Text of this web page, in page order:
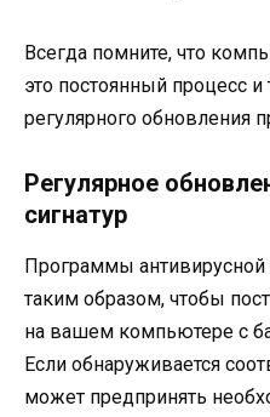
Всегда помните, что
это постоянный процесс
регулярного обновления
Регулярное
сигнатур
Программы
таким образом, чтобы
на вашем компьютере с
Если обнаруживается
может предпринять